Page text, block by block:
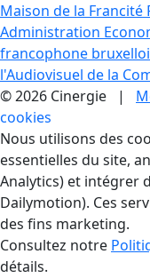
Maison de la Francité
Administration
francophone
l'Audiovisuel de la
© 2026 Cinergie |
cookies
Gestion des
Nous utilisons des
essentielles du site,
Analytics) et intégrer
Dailymotion). Ces
des fins marketing.
Consultez notre
détails.